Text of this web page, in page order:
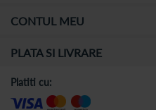
CONTUL MEU
PLATA SI LIVRARE
Platiti cu: